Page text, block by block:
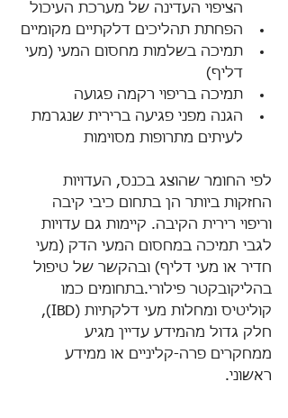
הציפוי העדינה של מערכת העיכול
הפחתת תהליכים דלקתיים מקומיים
תמיכה בשלמות מחסום המעי (מעי
דליף)
תמיכה בריפוי רקמה פגועה
הגנה מפני פגיעה ברירית שנגרמת
לעיתים מתרופות מסוימות
לפי החומר שהוצג בכנס, העדויות
החזקות ביותר הן בתחום כיבי קיבה
וריפוי רירית הקיבה. קיימות גם עדויות
לגבי תמיכה במחסום המעי הדק (מעי
חדיר או מעי דליף) ובהקשר של טיפול
בהליקובקטר פילורי.בתחומים כמו
קוליטיס ומחלות מעי דלקתיות (IBD),
חלק גדול מהמידע עדיין מגיע
ממחקרים פרה-קליניים או ממידע
ראשוני.